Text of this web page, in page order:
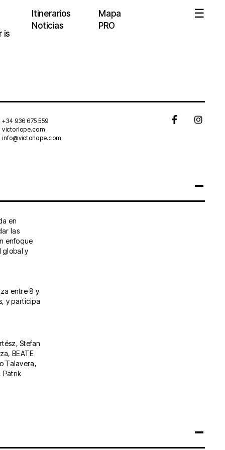
Itinerarios
Mapa
is
Noticias PRO
+34 936 675 559
victorlope.com
info@victorlope.com
en
las
enfoque
global y
entre 8 y
y participa
Stefan
BEATE
Talavera,
Patrik